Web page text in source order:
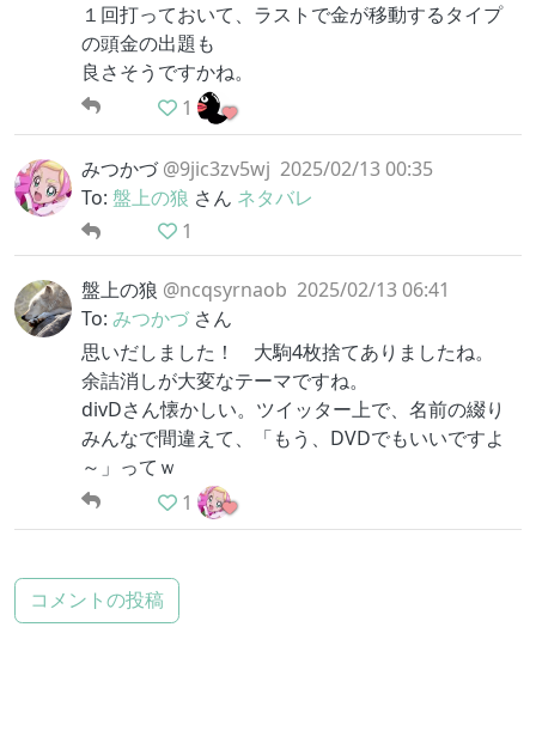
１回打っておいて、ラストで金が移動するタイプ
の頭金の出題も
良さそうですかね。
1
みつかづ @9jic3zv5wj 2025/02/13 00:35
To: 盤上の狼 さん ネタバレ
1
盤上の狼 @ncqsyrnaob 2025/02/13 06:41
To: みつかづさん
思いだしました！ 大駒4枚捨てありましたね。
余詰消しが大変なテーマですね。
divDさん懐かしい。ツイッター上で、名前の綴り
みんなで間違えて、「もう、DVDでもいいですよ
～」ってｗ
1
コメントの投稿